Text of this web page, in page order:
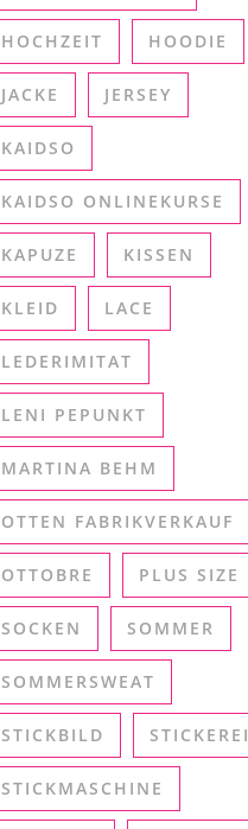
HOCHZEIT HOODIE
JACKE JERSEY
KAIDSO
KAIDSO ONLINEKURSE
KAPUZE KISSEN
KLEID LACE
LEDERIMITAT
LENI PEPUNKT
MARTINA BEHM
OTTEN FABRIKVERKAUF
OTTOBRE PLUS SIZE
SOCKEN SOMMER
SOMMERSWEAT
STICKBILD STICKEREI
STICKMASCHINE